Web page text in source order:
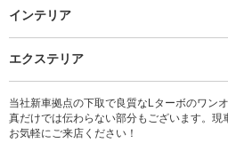
インテリア
エクステリア
当社新車拠点の下取で良質なLターボのワン
真だけでは伝わらない部分もございます。現
お気軽にご来店ください！